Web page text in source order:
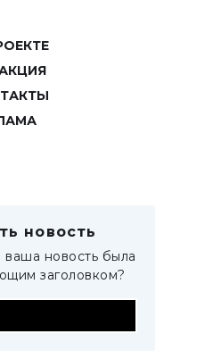
новость
ваша новость была
заголовком?